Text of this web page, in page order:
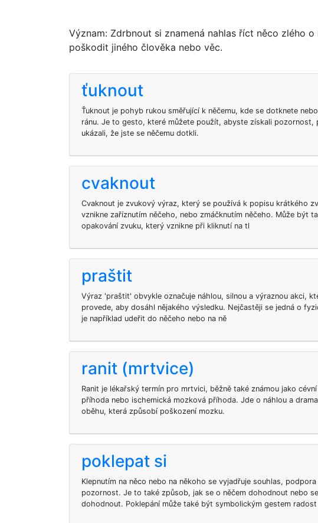
Význam: Zdrbnout si znamená nahlas říct něco zlého
poškodit jiného člověka nebo věc.
ťuknout
Ťuknout je pohyb rukou směřující k něčemu, kde se dotknete
ránu. Je to gesto, které můžete použít, abyste získali pozornost,
ukázali, že jste se něčemu dotkli.
cvaknout
Cvaknout je zvukový výraz, který se používá k popisu krátkého
vznikne zaříznutím něčeho, nebo zmáčknutím něčeho. Může být
opakování zvuku, který vznikne při kliknutí na tl
praštit
Výraz 'praštit' obvykle označuje náhlou, silnou a výraznou akci,
provede, aby dosáhl nějakého výsledku. Nejčastěji se jedná o
je například udeřit do něčeho nebo na ně
ranit (mrtvice)
Ranit je lékařský termín pro mrtvici, běžně také známou jako
příhoda nebo ischemická mozková příhoda. Jde o náhlou a
oběhu, která způsobí poškození mozku.
poklepat si
Klepnutím na něco nebo na někoho se vyjadřuje souhlas, podpora
pozornost. Je to také způsob, jak se o něčem dohodnout nebo
dohodnout. Poklepání může také být symbolickým gestem radost